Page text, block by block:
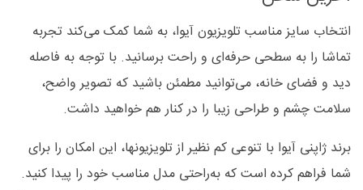
انتخاب سایز مناسب تلویزیون آیوا، به شما کمک می‌کند تجربه
تماشا را به سطحی حرفه‌ای و راحت برسانید. با توجه به فاصله
دید و فضای خانه، می‌توانید مطمئن باشید که تصویر واضح،
سلامت چشم و طراحی زیبا را در کنار هم خواهید داشت.
برند ژاپنی آیوا با تنوعی کم نظیر از تلویزیونها، این امکان را برای
شما فراهم کرده است که به‌راحتی مدل مناسب خود را پیدا کنید.